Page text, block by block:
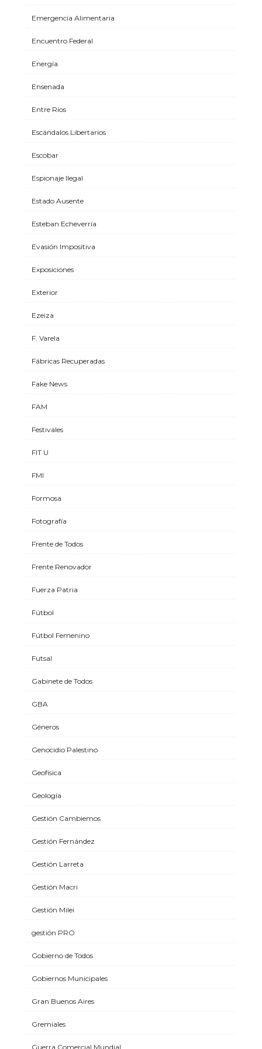
Emergencia Alimentaria
Encuentro Federal
Energía
Ensenada
Entre Ríos
Escándalos Libertarios
Escobar
Espionaje Ilegal
Estado Ausente
Esteban Echeverría
Evasión Impositiva
Exposiciones
Exterior
Ezeiza
F. Varela
Fábricas Recuperadas
Fake News
FAM
Festivales
FIT U
FMI
Formosa
Fotografía
Frente de Todos
Frente Renovador
Fuerza Patria
Fútbol
Fútbol Femenino
Futsal
Gabinete de Todos
GBA
Géneros
Genocidio Palestino
Geofísica
Geología
Gestión Cambiemos
Gestión Fernández
Gestión Larreta
Gestión Macri
Gestión Milei
gestión PRO
Gobierno de Todos
Gobiernos Municipales
Gran Buenos Aires
Gremiales
Guerra Comercial Mundial